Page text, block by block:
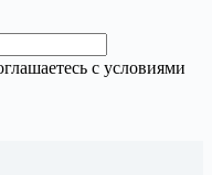
с условиями